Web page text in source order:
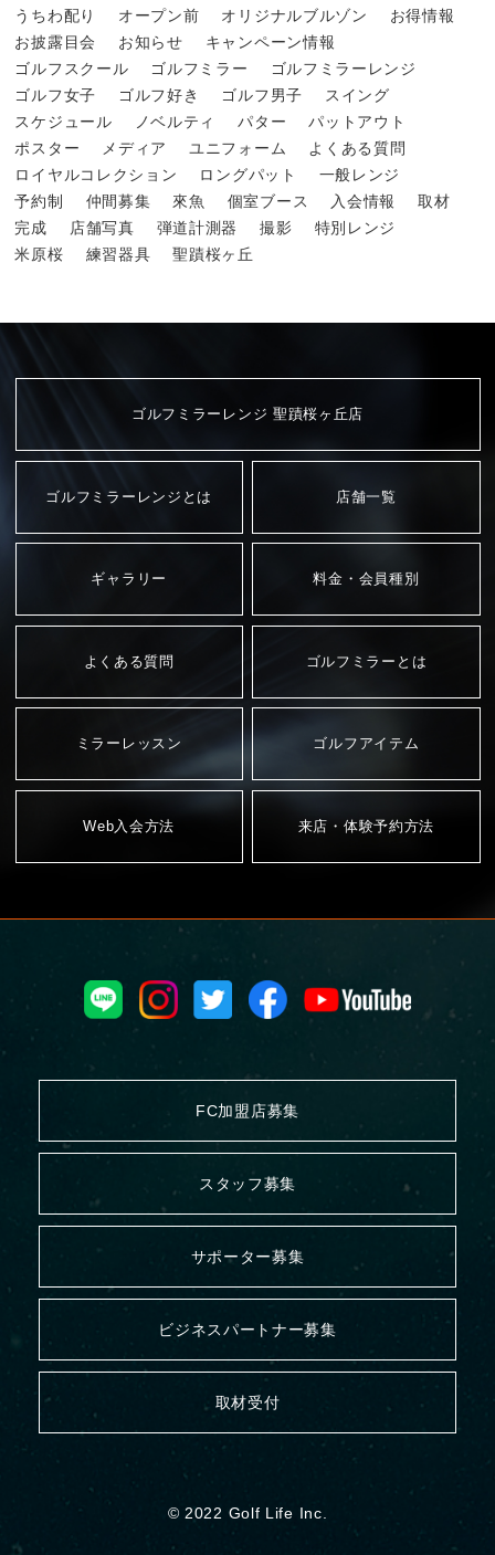
うちわ配り
オープン前 オリジナルブルゾン
お得情報
お披露目会
お知らせ
キャンペーン情報
ゴルフスクール
ゴルフミラー
ゴルフミラーレンジ
ゴルフ女子
ゴルフ好き ゴルフ男子
スイング
スケジュール
ノベルティ パター
パットアウト
ポスター
メディア ユニフォーム
よくある質問
ロイヤルコレクション
ロングパット
一般レンジ
予約制
仲間募集 來魚 個室ブース 入会情報
取材
完成
店舗写真 弾道計測器 撮影
特別レンジ
米原桜
練習器具 聖蹟桜ヶ丘
ゴルフミラーレンジ 聖蹟桜ヶ丘店
ゴルフミラーレンジとは 店舗一覧
ギャラリー 料金・会員種別
よくある質問 ゴルフミラーとは
ミラーレッスン ゴルフアイテム
Web入会方法 来店・体験予約方法
FC加盟店募集
スタッフ募集
サポーター募集
ビジネスパートナー募集
取材受付
© 2022 Golf Life Inc.